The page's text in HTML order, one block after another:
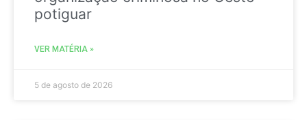
potiguar
VER MATÉRIA »
5 de agosto de 2026